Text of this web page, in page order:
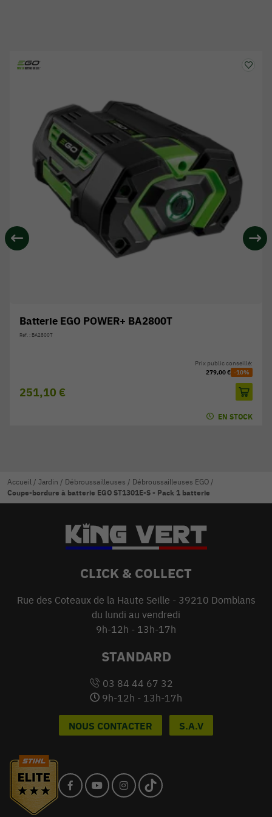
Batterie EGO POWER+ BA2800T
Réf. : BA2800T
251,10 €
Prix public conseillé:
279,00 € -10%
EN STOCK
Accueil / Jardin / Débroussailleuses / Débroussailleuses EGO /
Coupe-bordure à batterie EGO ST1301E-S - Pack 1 batterie
CLICK & COLLECT
Rue des Coteaux de la Haute Seille - 39210 Domblans
du lundi au vendredi
9h-12h - 13h-17h
STANDARD
03 84 44 67 32
9h-12h - 13h-17h
NOUS CONTACTER S.A.V